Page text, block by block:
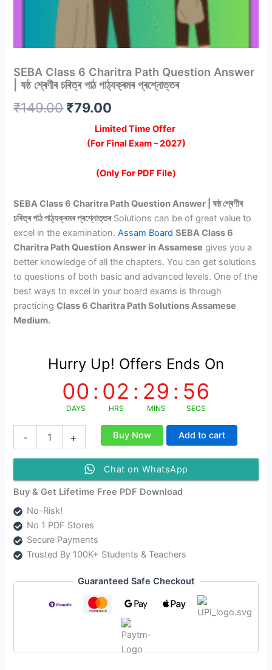
SEBA Class 6 Charitra Path Question Answer
| ষষ্ঠ শ্ৰেণীৰ চৰিত্ৰ পাঠ পাঠ্যক্ৰমৰ প্ৰশ্নোত্তৰ
₹149.00 Original
price
was:
₹149.00.
₹79.00
price
is:
₹79.00.
Limited Time Offer
(For Final Exam – 2027)
(Only For PDF File)
SEBA Class 6 Charitra Path Question Answer | ষষ্ঠ শ্ৰেণীৰ
চৰিত্ৰ পাঠ পাঠ্যক্ৰমৰ প্ৰশ্নোত্তৰSolutions can be of great value to
excel in the examination.Assam Board SEBA Class 6
Charitra Path Question Answer in Assamese gives you a
better knowledge of all the chapters. You can get solutions
to questions of both basic and advanced levels. One of the
best ways to excel in your board exams is through
practicingClass 6 Charitra Path Solutions Assamese
Medium.
Hurry Up! Offers Ends On
00
DAYS
: 02
HRS
: 29
MINS
: 55
SECS
-
Path
Question
|
ষষ্ঠ
শ্ৰেণীৰ
চৰিত্ৰ
+ Buy Now Add to cart
Chat on WhatsApp
Buy & Get Lifetime Free PDF Download
No-Risk!
No 1 PDF Stores
Secure Payments
Trusted By 100K+ Students & Teachers
Guaranteed Safe Checkout